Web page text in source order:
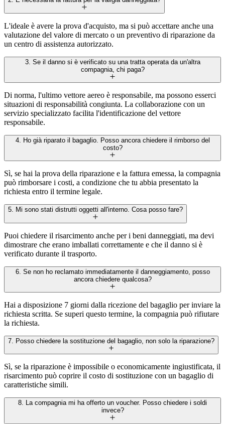
L'ideale è avere la prova d'acquisto, ma si può accettare anche una
valutazione del valore di mercato o un preventivo di riparazione da
un centro di assistenza autorizzato.
3. Se il danno si è verificato su una tratta operata da un'altra
compagnia, chi paga?
Di norma, l'ultimo vettore aereo è responsabile, ma possono esserci
situazioni di responsabilità congiunta. La collaborazione con un
servizio specializzato facilita l'identificazione del vettore
responsabile.
4. Ho già riparato il bagaglio. Posso ancora chiedere il rimborso del
costo?
Sì, se hai la prova della riparazione e la fattura emessa, la compagnia
può rimborsare i costi, a condizione che tu abbia presentato la
richiesta entro il termine legale.
5. Mi sono stati distrutti oggetti all'interno. Cosa posso fare?
Puoi chiedere il risarcimento anche per i beni danneggiati, ma devi
dimostrare che erano imballati correttamente e che il danno si è
verificato durante il trasporto.
6. Se non ho reclamato immediatamente il danneggiamento, posso
ancora chiedere qualcosa?
Hai a disposizione 7 giorni dalla ricezione del bagaglio per inviare la
richiesta scritta. Se superi questo termine, la compagnia può rifiutare
la richiesta.
7. Posso chiedere la sostituzione del bagaglio, non solo la riparazione?
Sì, se la riparazione è impossibile o economicamente ingiustificata, il
risarcimento può coprire il costo di sostituzione con un bagaglio di
caratteristiche simili.
8. La compagnia mi ha offerto un voucher. Posso chiedere i soldi
invece?